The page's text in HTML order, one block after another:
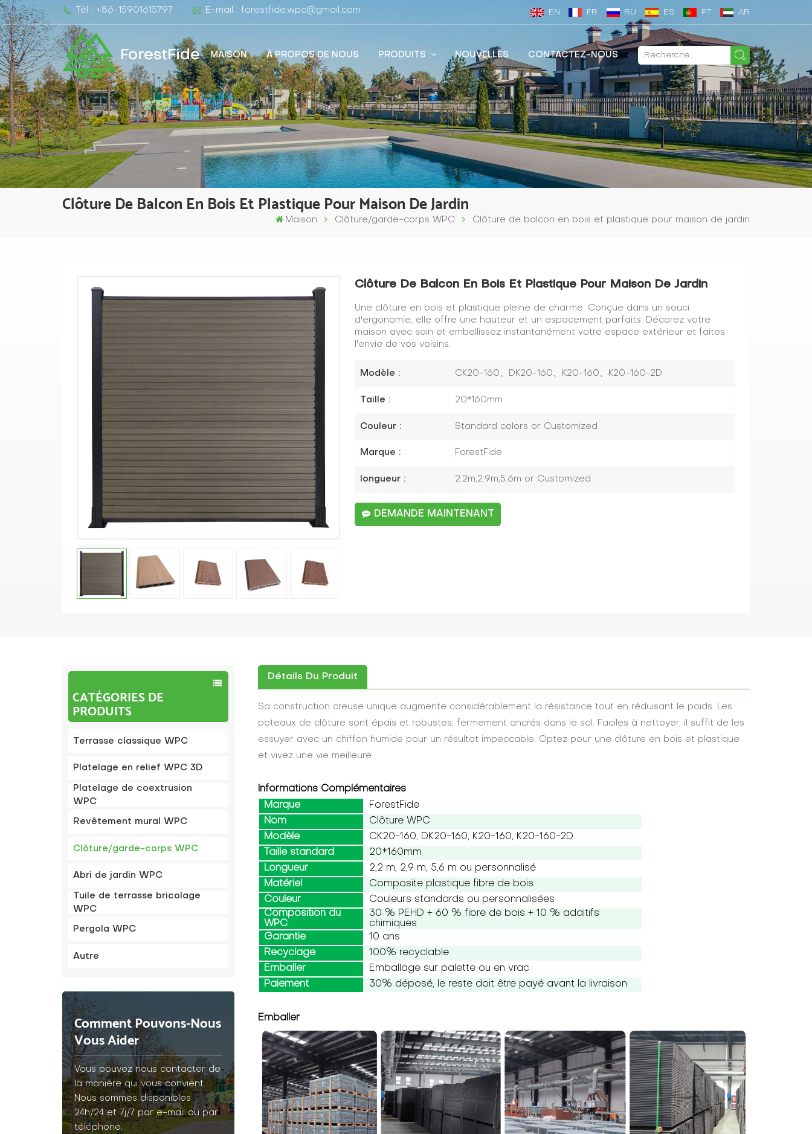
Tél : +86-15901615797 E-mail : forestfide.wpc@gmail.com EN FR RU ES PT AR
ForestFide MAISON À PROPOS DE NOUS PRODUITS NOUVELLES CONTACTEZ-NOUS
Clôture De Balcon En Bois Et Plastique Pour Maison De Jardin
Maison Clôture/garde-corps WPC Clôture de balcon en bois et plastique pour maison de jardin
Clôture De Balcon En Bois Et Plastique Pour Maison De Jardin
Une clôture en bois et plastique pleine de charme. Conçue dans un souci
d'ergonomie, elle offre une hauteur et un espacement parfaits. Décorez votre
maison avec soin et embellissez instantanément votre espace extérieur et faites
l'envie de vos voisins.
Modèle : CK20-160、DK20-160、K20-160、K20-160-2D
Taille : 20*160mm
Couleur : Standard colors or Customized
Marque : ForestFide
longueur : 2.2m,2.9m,5.6m or Customized
DEMANDE MAINTENANT
CATÉGORIES DE
PRODUITS
Terrasse classique WPC
Platelage en relief WPC 3D
Platelage de coextrusion
WPC
Revêtement mural WPC
Clôture/garde-corps WPC
Abri de jardin WPC
Tuile de terrasse bricolage
WPC
Pergola WPC
Autre
Comment Pouvons-Nous
Vous Aider
Vous pouvez nous contacter de
la manière qui vous convient.
Nous sommes disponibles
24h/24 et 7j/7 par e-mail ou par
téléphone.
Détails Du Produit
Sa construction creuse unique augmente considérablement la résistance tout en réduisant le poids. Les
poteaux de clôture sont épais et robustes, fermement ancrés dans le sol. Faciles à nettoyer, il suffit de les
essuyer avec un chiffon humide pour un résultat impeccable. Optez pour une clôture en bois et plastique
et vivez une vie meilleure.
Informations Complémentaires
Marque
ForestFide
Nom
Clôture WPC
Modèle
CK20-160, DK20-160, K20-160, K20-160-2D
Taille standard
20*160mm
Longueur
2,2 m, 2,9 m, 5,6 m ou personnalisé
Matériel
Composite plastique fibre de bois
Couleur
Couleurs standards ou personnalisées
Composition du
WPC
30 % PEHD + 60 % fibre de bois + 10 % additifs
chimiques
Garantie
10 ans
Recyclage
100% recyclable
Emballer
Emballage sur palette ou en vrac
Paiement
30% déposé, le reste doit être payé avant la livraison
Emballer